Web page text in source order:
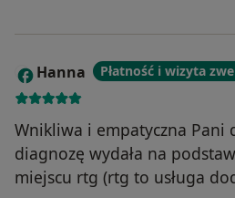
H Hanna Płatność i wizyta
Wnikliwa i empatyczna Pani
diagnozę wydała na
miejscu rtg (rtg to usługa